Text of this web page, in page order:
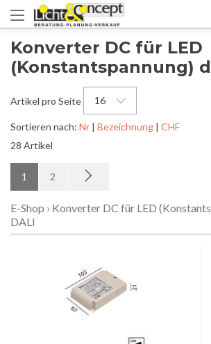
Konverter DC für LED
(Konstantspannung)
Artikel pro Seite 16
Sortieren nach: Nr | Bezeichnung | CHF
28 Artikel
1 2
E-Shop › Konverter DC für LED
DALI